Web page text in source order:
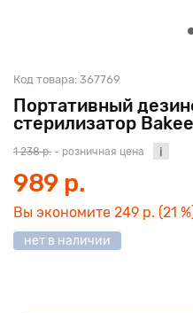
Портативный
стерилизатор
Код товара: 367769
1 238 р. - розничная цена
989 р.
Вы экономите 249 р. (21
нет в наличии